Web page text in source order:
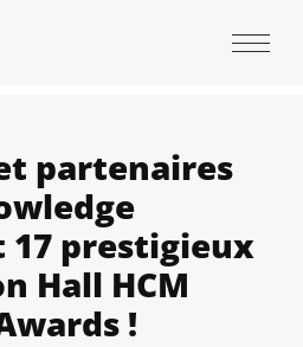
partenaires
prestigieux
Hall HCM
!